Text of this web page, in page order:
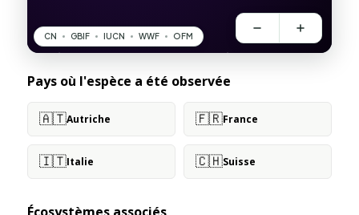
Pays où l'espèce a été observée
🇦🇹Autriche 🇫🇷France
🇮🇹Italie 🇨🇭Suisse